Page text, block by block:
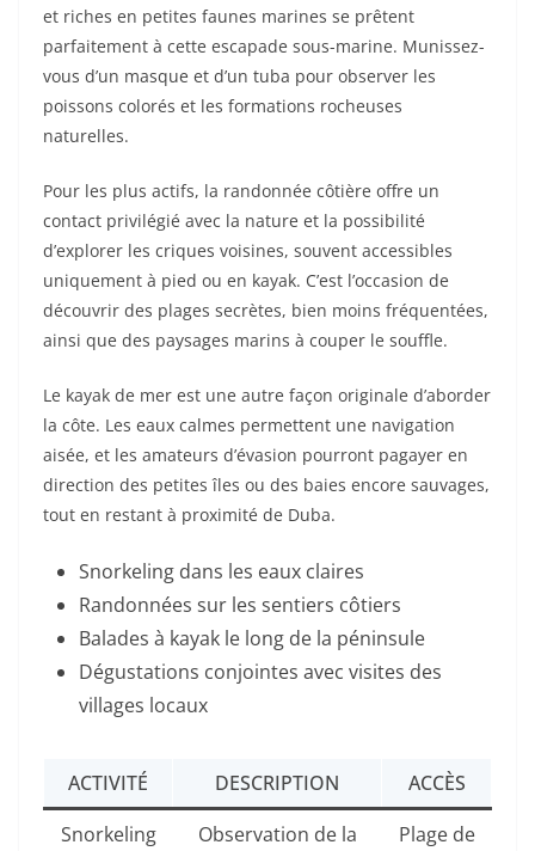
et riches en petites faunes marines se prêtent
parfaitement à cette escapade sous-marine. Munissez-
vous d’un masque et d’un tuba pour observer les
poissons colorés et les formations rocheuses
naturelles.
Pour les plus actifs, la randonnée côtière offre un
contact privilégié avec la nature et la possibilité
d’explorer les criques voisines, souvent accessibles
uniquement à pied ou en kayak. C’est l’occasion de
découvrir des plages secrètes, bien moins fréquentées,
ainsi que des paysages marins à couper le souffle.
Le kayak de mer est une autre façon originale d’aborder
la côte. Les eaux calmes permettent une navigation
aisée, et les amateurs d’évasion pourront pagayer en
direction des petites îles ou des baies encore sauvages,
tout en restant à proximité de Duba.
Snorkeling dans les eaux claires
Randonnées sur les sentiers côtiers
Balades à kayak le long de la péninsule
Dégustations conjointes avec visites des
villages locaux
ACTIVITÉ DESCRIPTION
ACCÈS
Snorkeling
Observation de la
Plage de